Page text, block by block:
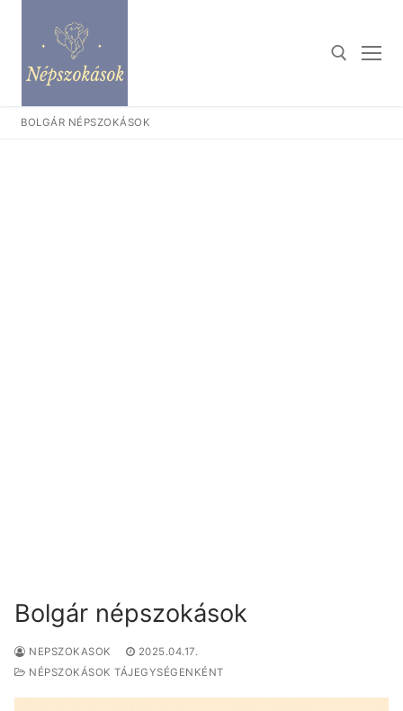
tartalomra
BOLGÁR NÉPSZOKÁSOK
Bolgár népszokások
NEPSZOKASOK
2025.04.17.
NÉPSZOKÁSOK TÁJEGYSÉGENKÉNT